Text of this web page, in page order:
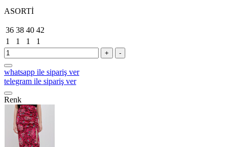
ASORTİ
36 38 40 42
1
1 1 1
+ -
whatsapp ile sipariş ver
telegram ile sipariş ver
Renk